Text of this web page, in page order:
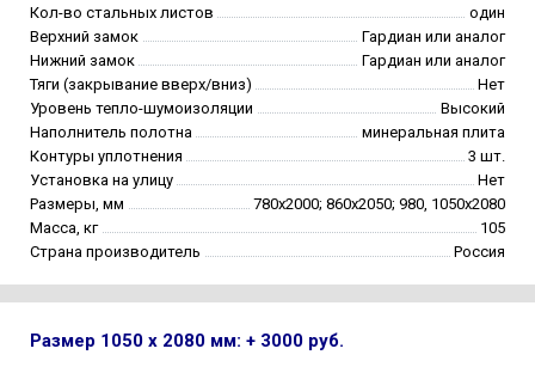
Кол-во стальных листов
один
Верхний замок
Гардиан или аналог
Нижний замок
Гардиан или аналог
Тяги (закрывание вверх/вниз)
Нет
Уровень тепло-шумоизоляции
Высокий
Наполнитель полотна
минеральная плита
Контуры уплотнения
3 шт.
Установка на улицу
Нет
Размеры, мм
780х2000; 860х2050; 980, 1050х2080
Масса, кг
105
Страна производитель
Россия
Размер 1050 х 2080 мм: + 3000 руб.